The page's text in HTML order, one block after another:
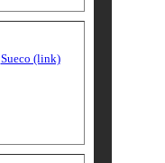
Sueco (link)